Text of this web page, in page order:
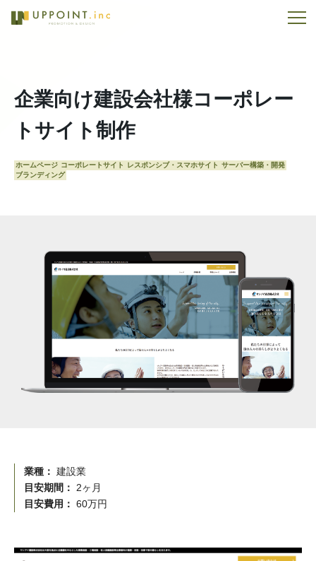
企業向け建設会社様コーポレー
トサイト制作
ホームページ コーポレートサイト レスポンシブ・スマホサイト サーバー構築・開発
ブランディング
業種： 建設業
目安期間： 2ヶ月
目安費用： 60万円